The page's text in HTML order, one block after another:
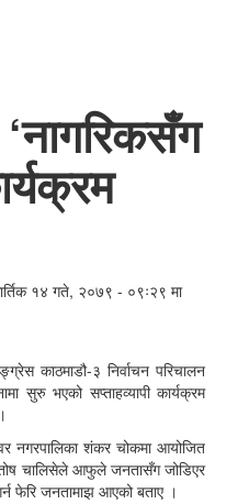
१४ गते, २०७९ - ०९ः२९ मा
काठमाडौ-३ निर्वाचन परिचालन
सुरु भएको सप्ताहव्यापी कार्यक्रम
नगरपालिका शंकर चोकमा आयोजित
चालिसेले आफुले जनतासँग जोडिएर
फेरि जनतामाझ आएको बताए ।